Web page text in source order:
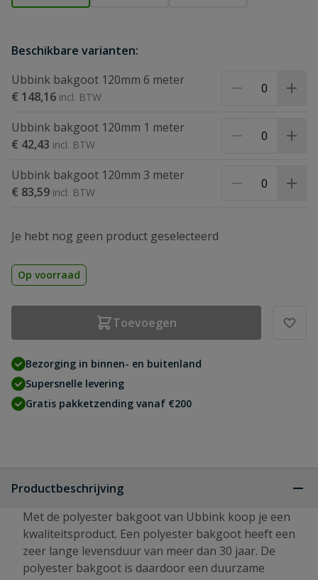
Beschikbare varianten:
Ubbink bakgoot 120mm 6 meter
€ 148,16
Ubbink bakgoot 120mm 1 meter
€ 42,43
Ubbink bakgoot 120mm 3 meter
€ 83,59
Je hebt nog geen product geselecteerd
Op voorraad
Toevoegen
Bezorging in binnen- en buitenland
Supersnelle levering
Gratis pakketzending vanaf €200
Productbeschrijving
Met de polyester bakgoot van Ubbink koop je een
kwaliteitsproduct. Een polyester bakgoot heeft een
zeer lange levensduur van meer dan 30 jaar. De
polyester bakgoot is daardoor een duurzame